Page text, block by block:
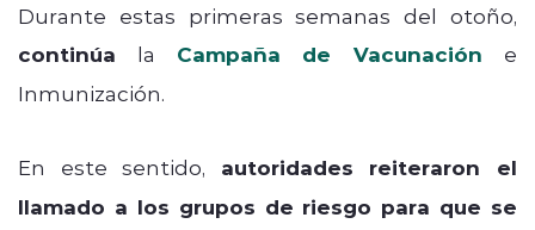
Durante estas primeras semanas del otoño,
continúa la Campaña de Vacunación e
Inmunización.
En este sentido, autoridades reiteraron el
llamado a los grupos de riesgo para que se